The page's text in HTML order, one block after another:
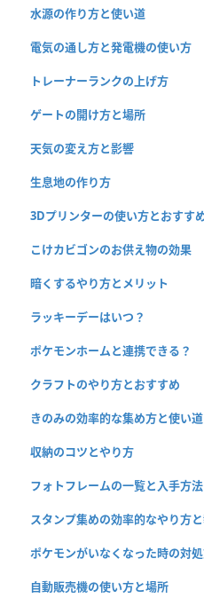
水源の作り方と使い道
電気の通し方と発電機の使い方
トレーナーランクの上げ方
ゲートの開け方と場所
天気の変え方と影響
生息地の作り方
3Dプリンターの使い方とおすす
こけカビゴンのお供え物の効果
暗くするやり方とメリット
ラッキーデーはいつ？
ポケモンホームと連携できる？
クラフトのやり方とおすすめ
きのみの効率的な集め方と使い道
収納のコツとやり方
フォトフレームの一覧と入手方法
スタンプ集めの効率的なやり方
ポケモンがいなくなった時の対
自動販売機の使い方と場所